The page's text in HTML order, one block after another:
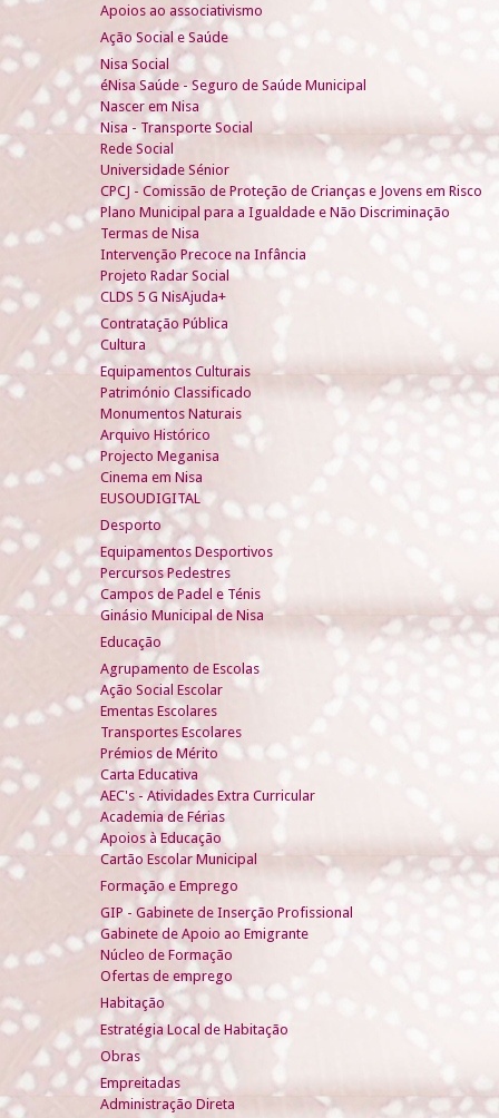
Apoios ao associativismo
Ação Social e Saúde
Nisa Social
éNisa Saúde - Seguro de Saúde Municipal
Nascer em Nisa
Nisa - Transporte Social
Rede Social
Universidade Sénior
CPCJ - Comissão de Proteção de Crianças e Jovens em Risco
Plano Municipal para a Igualdade e Não Discriminação
Termas de Nisa
Intervenção Precoce na Infância
Projeto Radar Social
CLDS 5 G NisAjuda+
Contratação Pública
Cultura
Equipamentos Culturais
Património Classificado
Monumentos Naturais
Arquivo Histórico
Projecto Meganisa
Cinema em Nisa
EUSOUDIGITAL
Desporto
Equipamentos Desportivos
Percursos Pedestres
Campos de Padel e Ténis
Ginásio Municipal de Nisa
Educação
Agrupamento de Escolas
Ação Social Escolar
Ementas Escolares
Transportes Escolares
Prémios de Mérito
Carta Educativa
AEC's - Atividades Extra Curricular
Academia de Férias
Apoios à Educação
Cartão Escolar Municipal
Formação e Emprego
GIP - Gabinete de Inserção Profissional
Gabinete de Apoio ao Emigrante
Núcleo de Formação
Ofertas de emprego
Habitação
Estratégia Local de Habitação
Obras
Empreitadas
Administração Direta